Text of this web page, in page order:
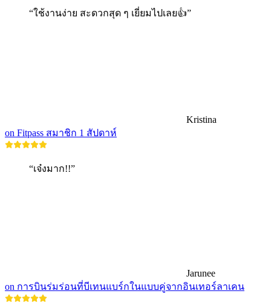
“ใช้งานง่าย สะดวกสุด ๆ เยี่ยมไปเลย👍”
Kristina
on Fitpass สมาชิก 1 สัปดาห์
“เจ๋งมาก!!”
Jarunee
on การบินร่มร่อนที่บีเทนแบร์กในแบบคู่จากอินเทอร์ลาเคน